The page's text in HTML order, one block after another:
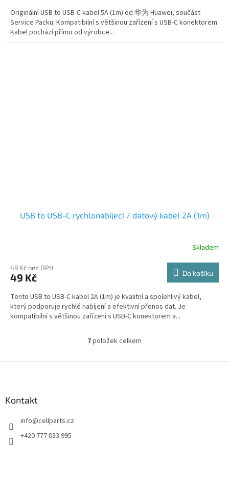
Originální USB to USB-C kabel 5A (1m) od 华为 Huawei, součást
Service Packu. Kompatibilní s většinou zařízení s USB-C konektorem.
Kabel pochází přímo od výrobce...
USB to USB-C rychlonabíjecí / datový kabel 2A (1m)
Skladem
49 Kč bez DPH
49 Kč Do košíku
Tento USB to USB-C kabel 2A (1m) je kvalitní a spolehlivý kabel,
který podporuje rychlé nabíjení a efektivní přenos dat. Je
kompatibilní s většinou zařízení s USB-C konektorem a...
O
l
7položek celkem
Kontakt
info@cellparts.cz
+420 777 033 995